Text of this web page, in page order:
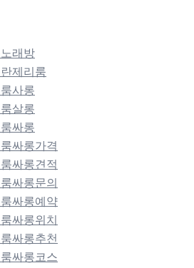
래방
제리룸
사롱
살롱
싸롱
싸롱가격
싸롱견적
싸롱문의
싸롱예약
싸롱위치
싸롱추천
싸롱코스